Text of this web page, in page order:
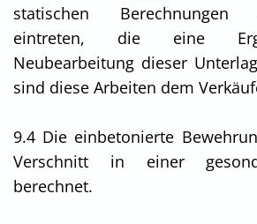
statischen Berechnungen
eintreten, die eine
Neubearbeitung dieser
sind diese Arbeiten dem
9.4 Die einbetonierte
Verschnitt in einer
berechnet.